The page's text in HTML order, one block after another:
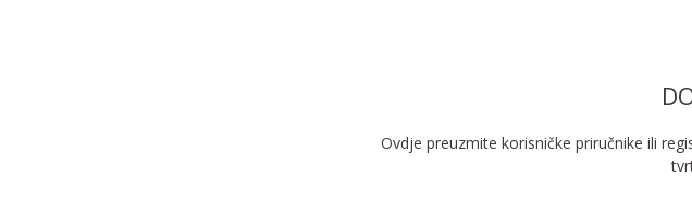
Ovdje preuzmite korisničke priručnike ili